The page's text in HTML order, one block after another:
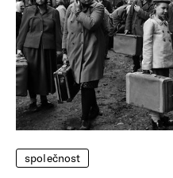
společnost